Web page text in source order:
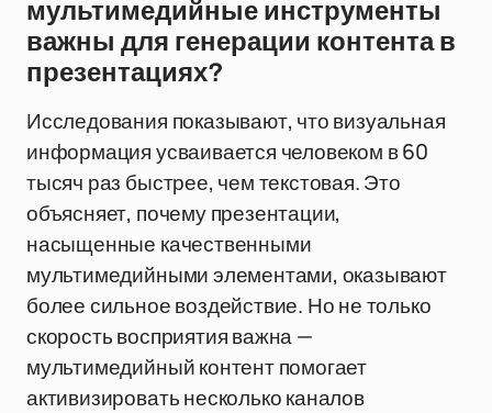
мультимедийные инструменты
важны для генерации контента в
презентациях?
Исследования показывают, что визуальная
информация усваивается человеком в 60
тысяч раз быстрее, чем текстовая. Это
объясняет, почему презентации,
насыщенные качественными
мультимедийными элементами, оказывают
более сильное воздействие. Но не только
скорость восприятия важна —
мультимедийный контент помогает
активизировать несколько каналов